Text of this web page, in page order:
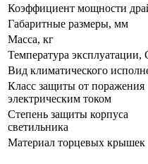
Коэффициент мощности
Габаритные размеры, мм
Масса, кг
Температура эксплуатации,
Вид климатического
Класс защиты от поражения
электрическим током
Степень защиты корпуса
светильника
Материал торцевых крышек